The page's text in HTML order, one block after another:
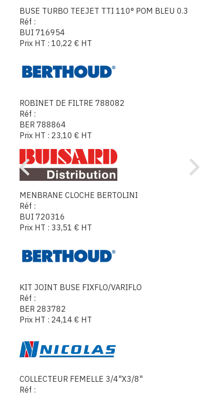
BUSE TURBO TEEJET TTI 110° POM BLEU 0.3
Réf :
BUI 716954
Prix HT : 10,22 € HT
ROBINET DE FILTRE 788082
Réf :
BER 788864
Prix HT : 23,10 € HT
MENBRANE CLOCHE BERTOLINI
Réf :
BUI 720316
Prix HT : 33,51 € HT
KIT JOINT BUSE FIXFLO/VARIFLO
Réf :
BER 283782
Prix HT : 24,14 € HT
COLLECTEUR FEMELLE 3/4"X3/8"
Réf :